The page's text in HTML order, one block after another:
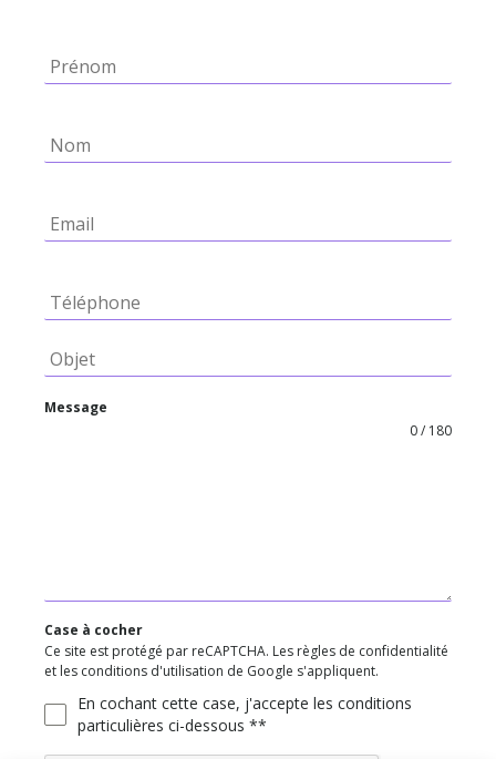
Message
0 / 180
Case à cocher
Ce site est protégé par reCAPTCHA. Les règles de confidentialité
et les conditions d'utilisation de Google s'appliquent.
En cochant cette case, j'accepte les conditions
particulières ci-dessous **